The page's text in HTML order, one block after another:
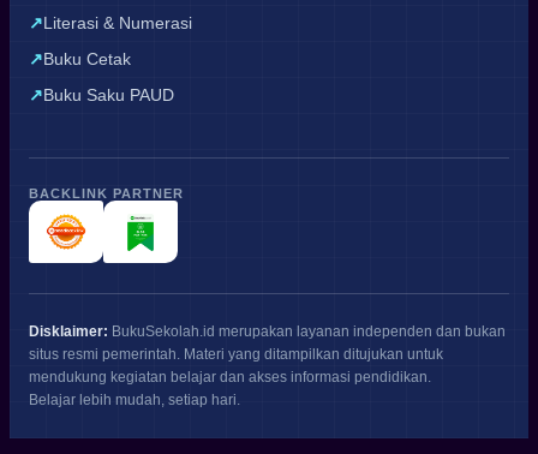
Literasi & Numerasi
Buku Cetak
Buku Saku PAUD
BACKLINK PARTNER
Disklaimer: BukuSekolah.id merupakan layanan independen dan bukan
situs resmi pemerintah. Materi yang ditampilkan ditujukan untuk
mendukung kegiatan belajar dan akses informasi pendidikan.
Belajar lebih mudah, setiap hari.